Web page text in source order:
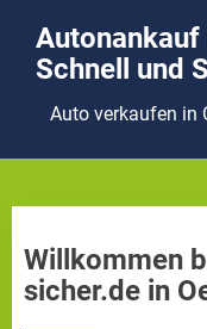
Autonankauf
Schnell und
Auto verkaufen in
Willkommen
sicher.de in